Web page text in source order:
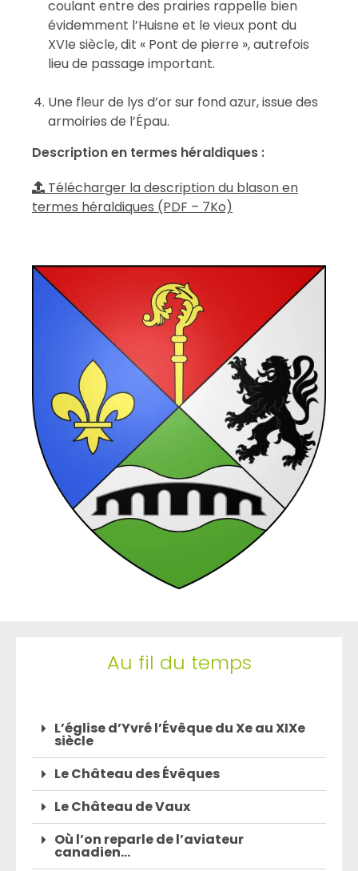
coulant entre des prairies rappelle bien
évidemment l’Huisne et le vieux pont du
XVIe siècle, dit « Pont de pierre », autrefois
lieu de passage important.
Une fleur de lys d’or sur fond azur, issue des
armoiries de l’Épau.
Description en termes héraldiques :
Télécharger la description du blason en
termes héraldiques (PDF – 7Ko)
Au fil du temps
L’église d’Yvré l’Évêque du Xe au XIXe
siècle
Le Château des Évêques
Le Château de Vaux
Où l’on reparle de l’aviateur
canadien…